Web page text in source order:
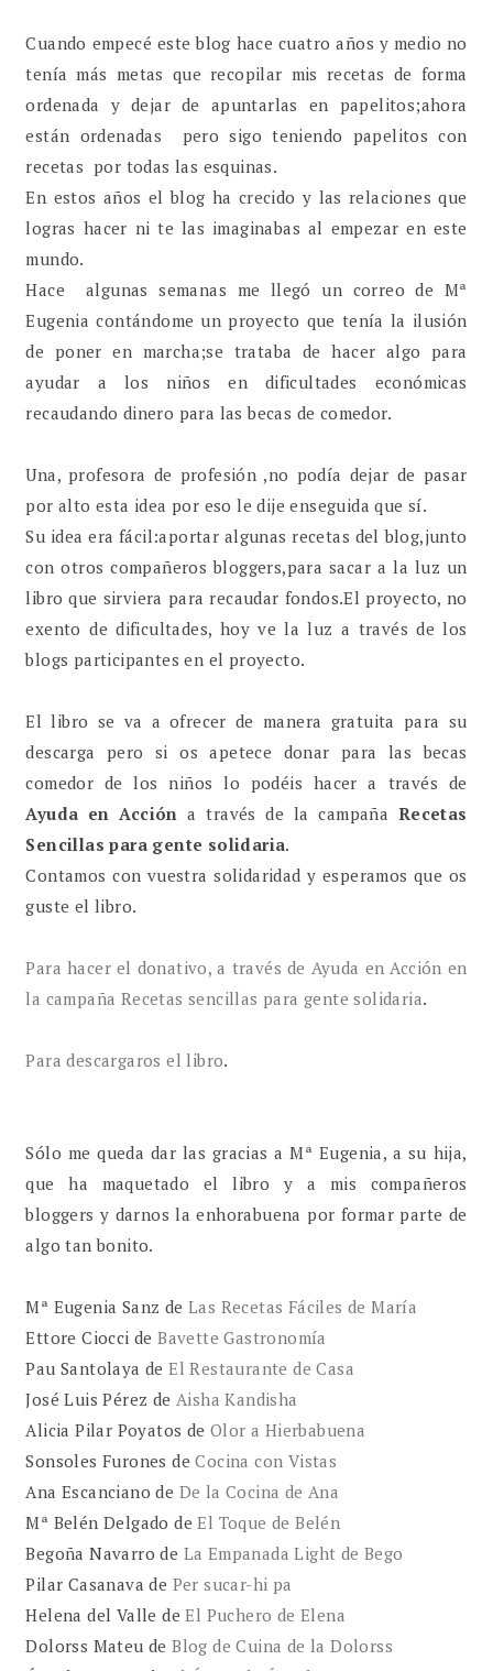
Cuando empecé este blog hace cuatro años y medio no
tenía más metas que recopilar mis recetas de forma
ordenada y dejar de apuntarlas en papelitos;ahora
están ordenadas pero sigo teniendo papelitos con
recetas por todas las esquinas.
En estos años el blog ha crecido y las relaciones que
logras hacer ni te las imaginabas al empezar en este
mundo.
Hace algunas semanas me llegó un correo de Mª
Eugenia contándome un proyecto que tenía la ilusión
de poner en marcha;se trataba de hacer algo para
ayudar a los niños en dificultades económicas
recaudando dinero para las becas de comedor.
Una, profesora de profesión ,no podía dejar de pasar
por alto esta idea por eso le dije enseguida que sí.
Su idea era fácil:aportar algunas recetas del blog,junto
con otros compañeros bloggers,para sacar a la luz un
libro que sirviera para recaudar fondos.El proyecto, no
exento de dificultades, hoy ve la luz a través de los
blogs participantes en el proyecto.
El libro se va a ofrecer de manera gratuita para su
descarga pero si os apetece donar para las becas
comedor de los niños lo podéis hacer a través de
Ayuda en Acción a través de la campaña Recetas
Sencillas para gente solidaria.
Contamos con vuestra solidaridad y esperamos que os
guste el libro.
Para hacer el donativo, a través de Ayuda en Acción en
la campaña Recetas sencillas para gente solidaria.
Para descargaros el libro.
Sólo me queda dar las gracias a Mª Eugenia, a su hija,
que ha maquetado el libro y a mis compañeros
bloggers y darnos la enhorabuena por formar parte de
algo tan bonito.
Mª Eugenia Sanz deLas Recetas Fáciles de María
Ettore Ciocci de Bavette Gastronomía
Pau Santolaya deEl Restaurante de Casa
José Luis Pérez deAisha Kandisha
Alicia Pilar Poyatos deOlor a Hierbabuena
Sonsoles Furones deCocina con Vistas
Ana Escanciano de De la Cocina de Ana
Mª Belén Delgado deEl Toque de Belén
Begoña Navarro de La Empanada Light de Bego
Pilar Casanava de Per sucar-hi pa
Helena del Valle de El Puchero de Elena
Dolorss Mateu deBlog de Cuina de la Dolorss